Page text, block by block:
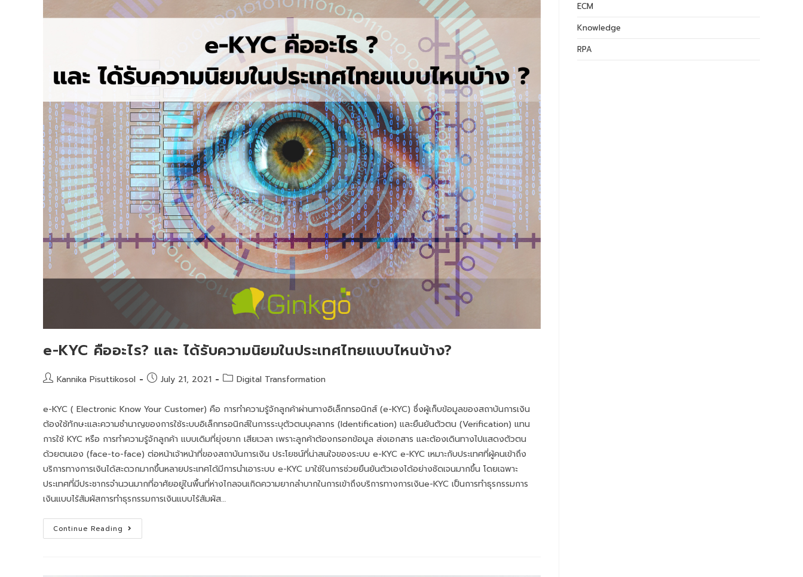
e-KYC คืออะไร? และ ได้รับความนิยมในประเทศไทยแบบไหนบ้าง?
Kannika Pisuttikosol July 21, 2021 Digital Transformation
e-KYC ( Electronic Know Your Customer) คือ การทำความรู้จักลูกค้าผ่านทางอิเล็กทรอนิกส์ (e-KYC) ซึ่งผู้เก็บข้อมูลของสถาบันการเงิน
ต้องใช้ทักษะและความชำนาญของการใช้ระบบอิเล็กทรอนิกส์ในการระบุตัวตนบุคลากร (Identification) และยืนยันตัวตน (Verification) แทน
การใช้ KYC หรือ การทำความรู้จักลูกค้า แบบเดิมที่ยุ่งยาก เสียเวลา เพราะลูกค้าต้องกรอกข้อมูล ส่งเอกสาร และต้องเดินทางไปแสดงตัวตน
ด้วยตนเอง (face-to-face) ต่อหน้าเจ้าหน้าที่ของสถาบันการเงิน ประโยชน์ที่น่าสนใจของระบบ e-KYC e-KYC เหมาะกับประเทศที่ผู้คนเข้าถึง
บริการทางการเงินได้สะดวกมากขึ้นหลายประเทศได้มีการนำเอาระบบ e-KYC มาใช้ในการช่วยยืนยันตัวเองได้อย่างชัดเจนมากขึ้น โดยเฉพาะ
ประเทศที่มีประชากรจำนวนมากที่อาศัยอยู่ในพื้นที่ห่างไกลจนเกิดความยากลำบากในการเข้าถึงบริการทางการเงินe-KYC เป็นการทำธุรกรรมการ
เงินแบบไร้สัมผัสการทำธุรกรรมการเงินแบบไร้สัมผัส…
Continue Reading
ECM
Knowledge
RPA